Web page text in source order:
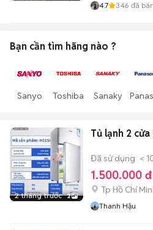
4.7 346 đã bán
Bạn cần tìm hãng nào ?
Sanyo Toshiba Sanaky
2 tháng trước 2
Tủ lạnh 2
Đã sử dụng <
1.500.000 đ
Tp Hồ Chí
Thanh Hậu